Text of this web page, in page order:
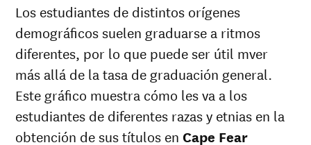
Los estudiantes de distintos orígenes
demográficos suelen graduarse a ritmos
diferentes, por lo que puede ser útil mver
más allá de la tasa de graduación general.
Este gráfico muestra cómo les va a los
estudiantes de diferentes razas y etnias en la
obtención de sus títulos en Cape Fear